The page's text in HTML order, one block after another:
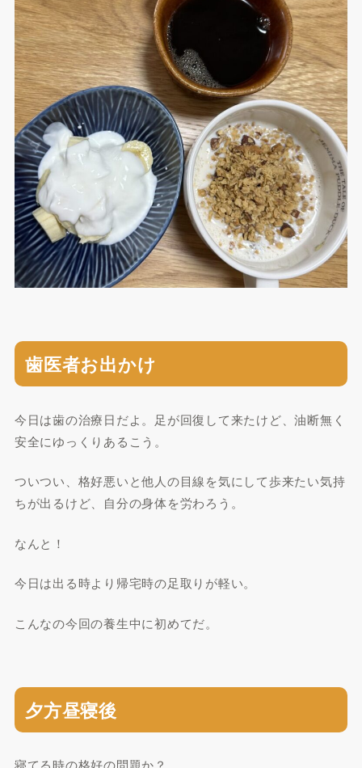
歯医者お出かけ
今日は歯の治療日だよ。足が回復して来たけど、油断無く
安全にゆっくりあるこう。
ついつい、格好悪いと他人の目線を気にして歩来たい気持
ちが出るけど、自分の身体を労わろう。
なんと！
今日は出る時より帰宅時の足取りが軽い。
こんなの今回の養生中に初めてだ。
夕方昼寝後